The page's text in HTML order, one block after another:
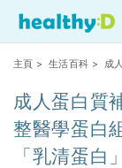
主頁 > 生活百科 > 成人蛋白質補充品推介｜「肌」不可失！完整醫學蛋白組有何
成人蛋白質
整醫學蛋白
「乳清蛋白